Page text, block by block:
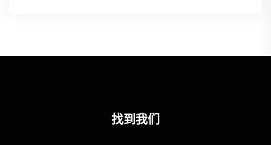
找到我们